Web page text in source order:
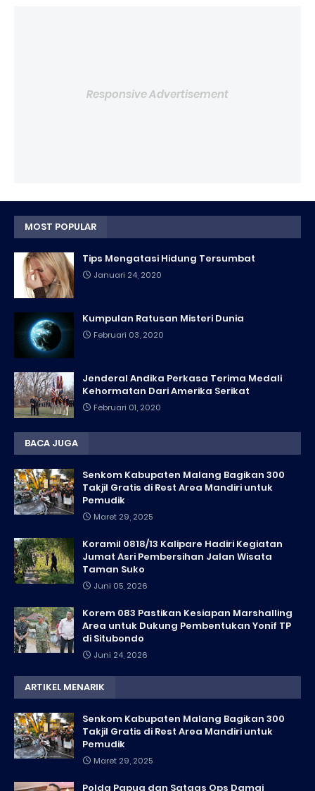
Responsive Advertisement
MOST POPULAR
Tips Mengatasi Hidung Tersumbat
Januari 24, 2020
Kumpulan Ratusan Misteri Dunia
Februari 03, 2020
Jenderal Andika Perkasa Terima Medali
Kehormatan Dari Amerika Serikat
Februari 01, 2020
BACA JUGA
Senkom Kabupaten Malang Bagikan 300
Takjil Gratis di Rest Area Mandiri untuk
Pemudik
Maret 29, 2025
Koramil 0818/13 Kalipare Hadiri Kegiatan
Jumat Asri Pembersihan Jalan Wisata
Taman Suko
Juni 05, 2026
Korem 083 Pastikan Kesiapan Marshalling
Area untuk Dukung Pembentukan Yonif TP
di Situbondo
Juni 24, 2026
ARTIKEL MENARIK
Senkom Kabupaten Malang Bagikan 300
Takjil Gratis di Rest Area Mandiri untuk
Pemudik
Maret 29, 2025
Polda Papua dan Satgas Ops Damai